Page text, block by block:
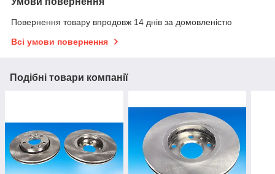
Повернення товару впродовж 14 днів за домовленістю
Всі умови повернення
Подібні товари компанії